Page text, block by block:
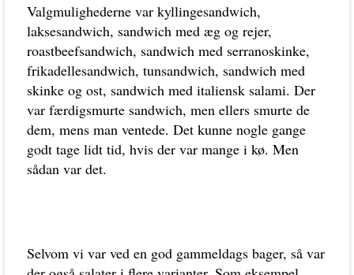
Valgmulighederne var kyllingesandwich,
laksesandwich, sandwich med æg og rejer,
roastbeefsandwich, sandwich med serranoskinke,
frikadellesandwich, tunsandwich, sandwich med
skinke og ost, sandwich med italiensk salami. Der
var færdigsmurte sandwich, men ellers smurte de
dem, mens man ventede. Det kunne nogle gange
godt tage lidt tid, hvis der var mange i kø. Men
sådan var det.
Selvom vi var ved en god gammeldags bager, så var